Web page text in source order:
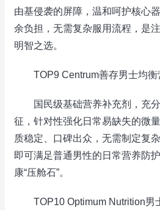
由基侵袭的屏障，温和呵护核心
余负担，无需复杂服用流程，是
明智之选。
TOP9 Centrum善存男士均衡
国民级基础营养补充剂，充分
征，针对性强化日常易缺失的微
质稳定、口碑出众，无需制定复
即可满足普通男性的日常营养防
康“压舱石”。
TOP10 Optimum Nutrition男